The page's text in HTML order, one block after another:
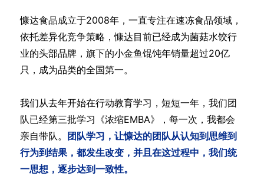
慷达食品成立于2008年，一直专注在速冻食品领域，
依托差异化竞争策略，慷达目前已经成为菌菇水饺行
业的头部品牌，旗下的小金鱼馄饨年销量超过20亿
只，成为品类的全国第一。
我们从去年开始在行动教育学习，短短一年，我们团
队已经第三批学习《浓缩EMBA》，每一次，我都会
亲自带队。 团队学习，让慷达的团队从认知到思维到
行为到结果，都发生改变，并且在这过程中，我们统
一思想，逐步达到一致性。